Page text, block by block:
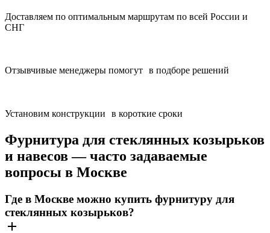
Доставляем по оптимальным маршрутам по всей России и
СНГ
Отзывчивые менеджеры помогут в подборе решений
Установим конструкции в короткие сроки
Фурнитура для стеклянных козырьков
и навесов — часто задаваемые
вопросы в Москве
Где в Москве можно купить фурнитуру для
стеклянных козырьков?